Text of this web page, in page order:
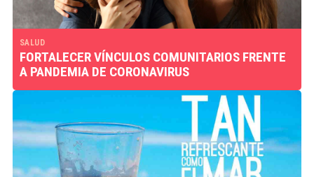
SALUD
FORTALECER VÍNCULOS COMUNITARIOS FRENTE
A PANDEMIA DE CORONAVIRUS